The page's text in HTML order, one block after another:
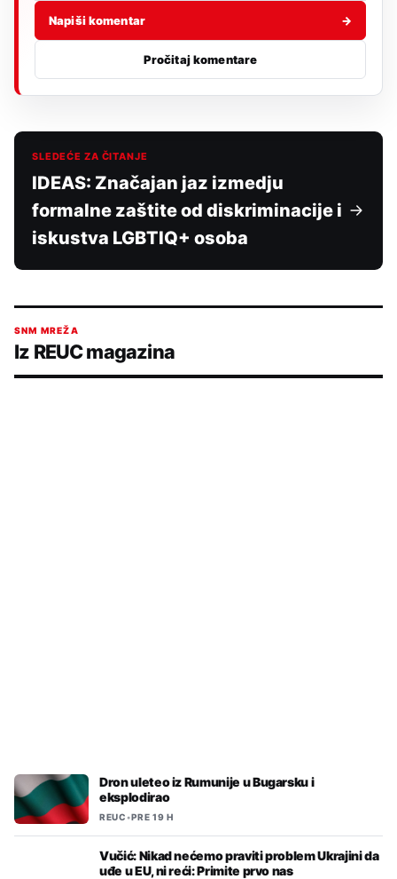
Napiši komentar →
Pročitaj komentare
SLEDEĆE ZA ČITANJE
IDEAS: Značajan jaz izmedju
formalne zaštite od diskriminacije i
iskustva LGBTIQ+ osoba
SNM MREŽA
Iz REUC magazina
Dron uleteo iz Rumunije u Bugarsku i
eksplodirao
REUC•PRE 19 H
Vučić: Nikad nećemo praviti problem Ukrajini da
uđe u EU, ni reći: Primite prvo nas